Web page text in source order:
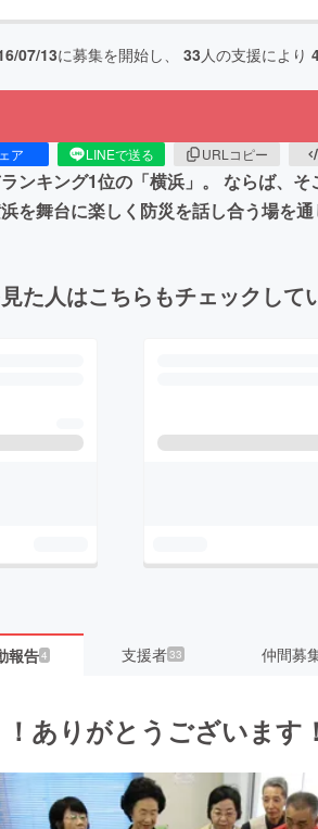
07/13に募集を開始し、 33人の支援により
ア LINEで送る URLコピー
ンキング1位の「横浜」。 ならば、
を舞台に楽しく防災を話し合う場を
た人はこちらもチェックして
報告4 支援者33 仲間募
ありがとうございます